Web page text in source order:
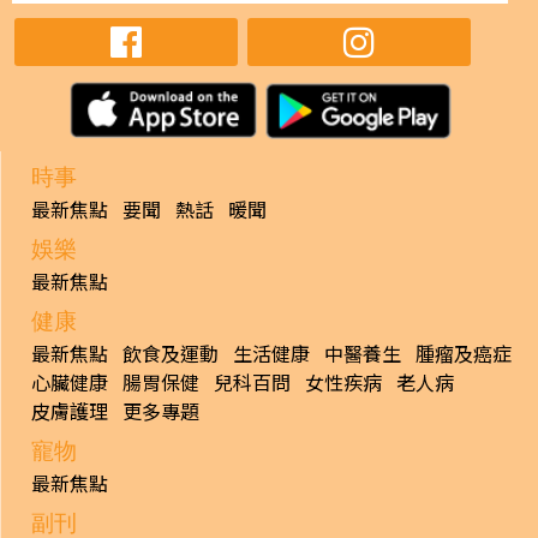
時事
最新焦點 要聞 熱話 暖聞
娛樂
最新焦點
健康
最新焦點 飲食及運動 生活健康 中醫養生 腫瘤及癌症
心臟健康 腸胃保健 兒科百問 女性疾病 老人病
皮膚護理 更多專題
寵物
最新焦點
副刊